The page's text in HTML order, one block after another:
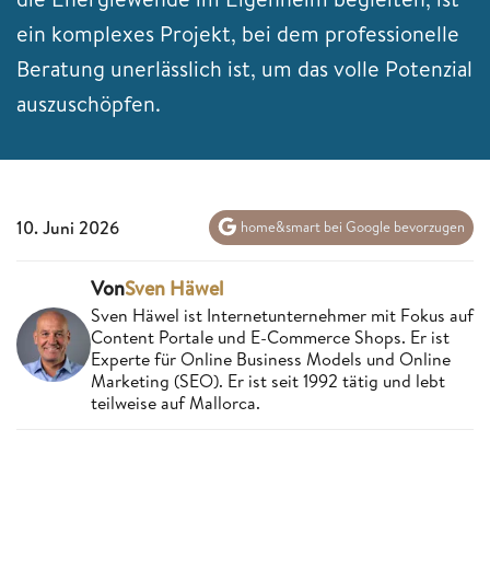
ein komplexes Projekt, bei dem professionelle
Beratung unerlässlich ist, um das volle Potenzial
auszuschöpfen.
10. Juni 2026 home&smart bei Google bevorzugen
VonSven Häwel
Sven Häwel ist Internetunternehmer mit Fokus auf
Content Portale und E-Commerce Shops. Er ist
Experte für Online Business Models und Online
Marketing (SEO). Er ist seit 1992 tätig und lebt
teilweise auf Mallorca.